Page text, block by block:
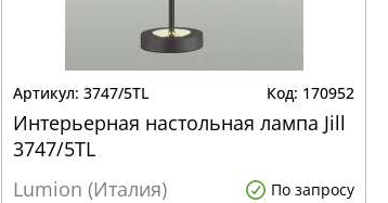
3747/5TL 170952
Интерьерная настольная лампа Jill
3747/5TL
Lumion (Италия)
По запросу